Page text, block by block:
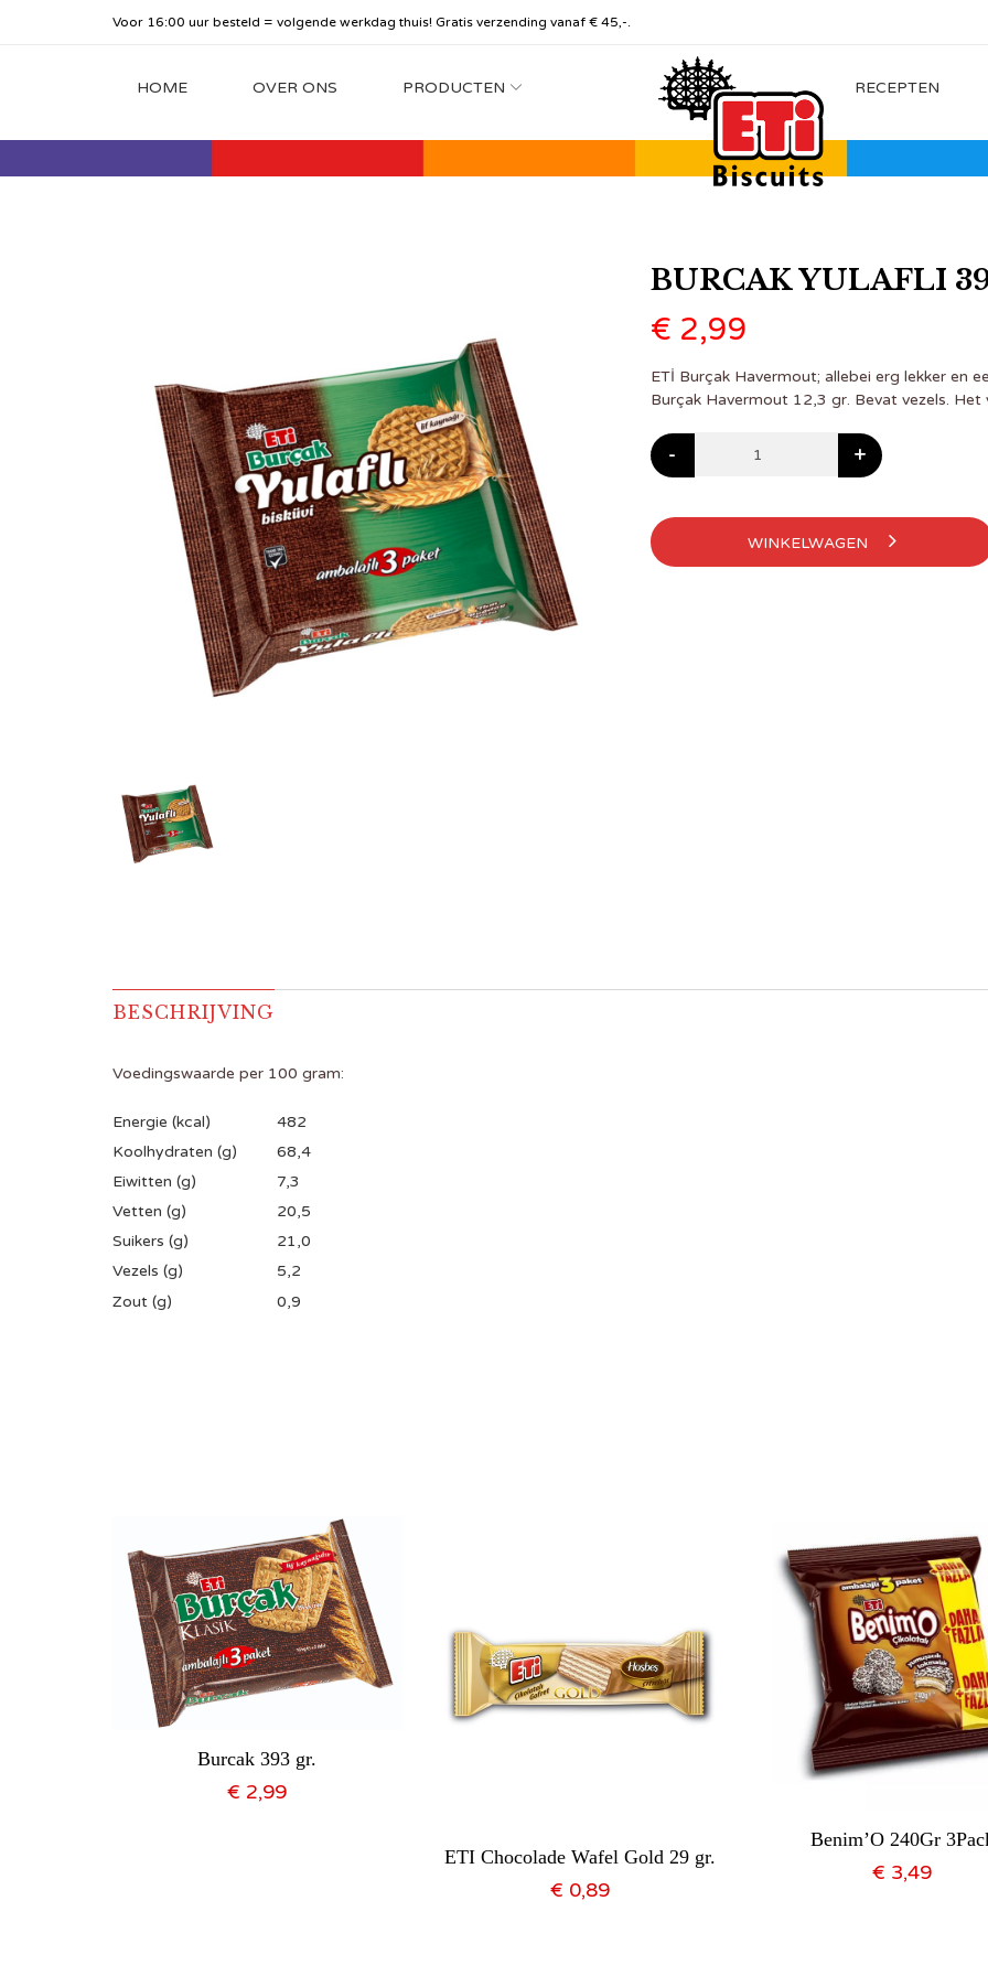
Voor 16:00 uur besteld = volgende werkdag thuis! Gratis verzending vanaf € 45,-.
HOME OVER ONS PRODUCTEN RECEPTEN
BURCAK YULAFLI
€ 2,99
ETİ Burçak Havermout; allebei erg lekker en
Burçak Havermout 12,3 gr. Bevat vezels.
- +
WINKELWAGEN
BESCHRIJVING
Voedingswaarde per 100 gram:
Energie (kcal)
482
Koolhydraten (g)
68,4
Eiwitten (g)
7,3
Vetten (g)
20,5
Suikers (g)
21,0
Vezels (g)
5,2
Zout (g)
0,9
Burcak 393 gr.
€ 2,99
ETI Chocolade Wafel Gold 29 gr.
€ 0,89
Benim’O 240Gr
€ 3,49